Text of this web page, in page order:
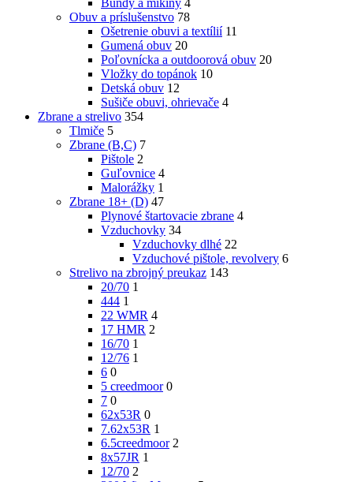
Bundy a mikiny 4
Obuv a príslušenstvo 78
Ošetrenie obuvi a textílií 11
Gumená obuv 20
Poľovnícka a outdoorová obuv 20
Vložky do topánok 10
Detská obuv 12
Sušiče obuvi, ohrievače 4
Zbrane a strelivo 354
Tlmiče 5
Zbrane (B,C) 7
Pištole 2
Guľovnice 4
Malorážky 1
Zbrane 18+ (D) 47
Plynové štartovacie zbrane 4
Vzduchovky 34
Vzduchovky dlhé 22
Vzduchové pištole, revolvery 6
Strelivo na zbrojný preukaz 143
20/70 1
444 1
22 WMR 4
17 HMR 2
16/70 1
12/76 1
6 0
5 creedmoor 0
7 0
62x53R 0
7.62x53R 1
6.5creedmoor 2
8x57JR 1
12/70 2